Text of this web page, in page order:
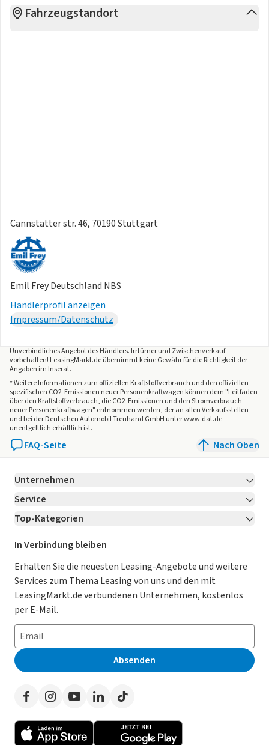
Fahrzeugstandort
Cannstatter str. 46, 70190 Stuttgart
Emil Frey Deutschland NBS
Händlerprofil anzeigen
Impressum/Datenschutz
Unverbindliches Angebot desHändlers. Irrtümer und Zwischenverkauf
vorbehalten! LeasingMarkt.de übernimmt keine Gewähr für die Richtigkeit der
Angaben im Inserat.
* Weitere Informationen zum offiziellen Kraftstoffverbrauch und den offiziellen
spezifischen CO2-Emissionen neuer Personenkraftwagen können dem "Leitfaden
über den Kraftstoffverbrauch, die CO2-Emissionen und den Stromverbrauch
neuer Personenkraftwagen" entnommen werden, der an allen Verkaufsstellen
und bei der Deutschen Automobil Treuhand GmbH unter www.dat.de
unentgeltlich erhältlich ist.
FAQ-Seite Nach Oben
Unternehmen
Über LeasingMarkt.de
Karriere Jetzt bewerben!
Für Händler
Kooperation mit AutoScout24
AGB
Datenschutz
Impressum
Erklärung zur Barrierefreiheit
Presse
Service
Kontakt
Ratgeber
Magazin
Datenschutz-Einstellungen
So funktioniert’s
Häufig gestellte Fragen
Leasing-Lexikon
Auto-Tests
Werben auf LeasingMarkt.de
Top-Kategorien
Leasing Deals
Gebrauchtwagen Leasing
Leasing ohne Anzahlung
E-Auto Leasing
Privatleasing
Leasing-Vergleiche
Herstellerverzeichnis
Händlerverzeichnis
In Verbindung bleiben
Erhalten Sie die neuesten Leasing-Angebote und weitere
Services zum Thema Leasing von uns und den mit
LeasingMarkt.de verbundenen Unternehmen, kostenlos
per E-Mail.
Absenden